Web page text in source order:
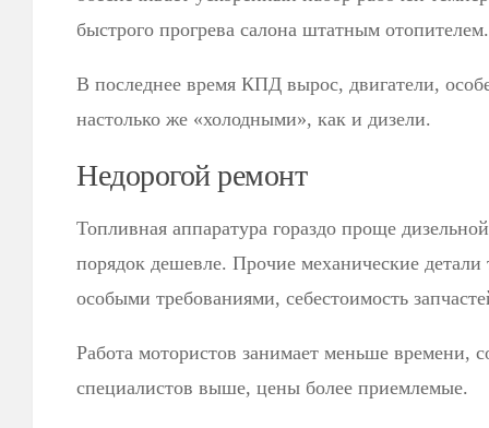
быстрого прогрева салона штатным отопителем.
В последнее время КПД вырос, двигатели,
настолько же «холодными», как и дизели.
Недорогой ремонт
Топливная аппаратура гораздо проще
порядок дешевле. Прочие механические детали
особыми требованиями, себестоимость
Работа мотористов занимает меньше времени,
специалистов выше, цены более приемлемые.